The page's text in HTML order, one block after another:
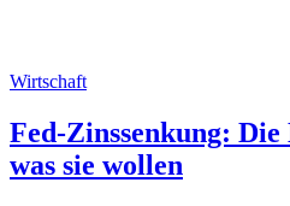
Wirtschaft
Fed-Zinssenkung:
was sie wollen